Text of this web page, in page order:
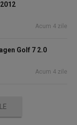
Acum 4 zile
Golf 7 2.0
Acum 4 zile